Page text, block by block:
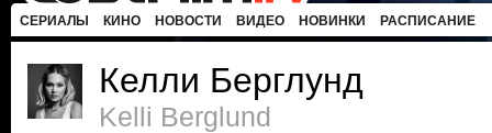
СЕРИАЛЫ КИНО НОВОСТИ ВИДЕО НОВИНКИ РАСПИСАНИЕ
Келли Берглунд
Kelli Berglund